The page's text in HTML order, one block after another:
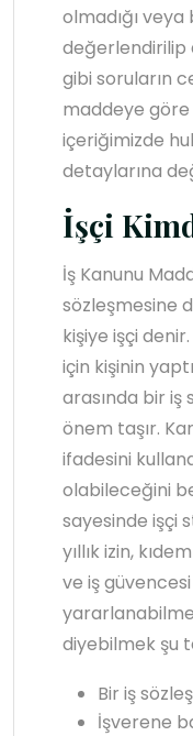
olmadığı
gibi soruların
maddeye
içeriğimizde
detaylarına
İşçi
İş Kanunu
sözleşmesine
kişiye işçi denir.
için kişinin
arasında bir iş
önem taşır.
ifadesini
olabileceğini
sayesinde işçi
yıllık izin,
ve iş
diyebilmek şu
Bir iş
İşverene